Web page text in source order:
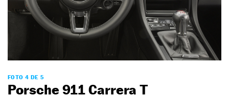
FOTO 4 DE 5
Porsche 911 Carrera T